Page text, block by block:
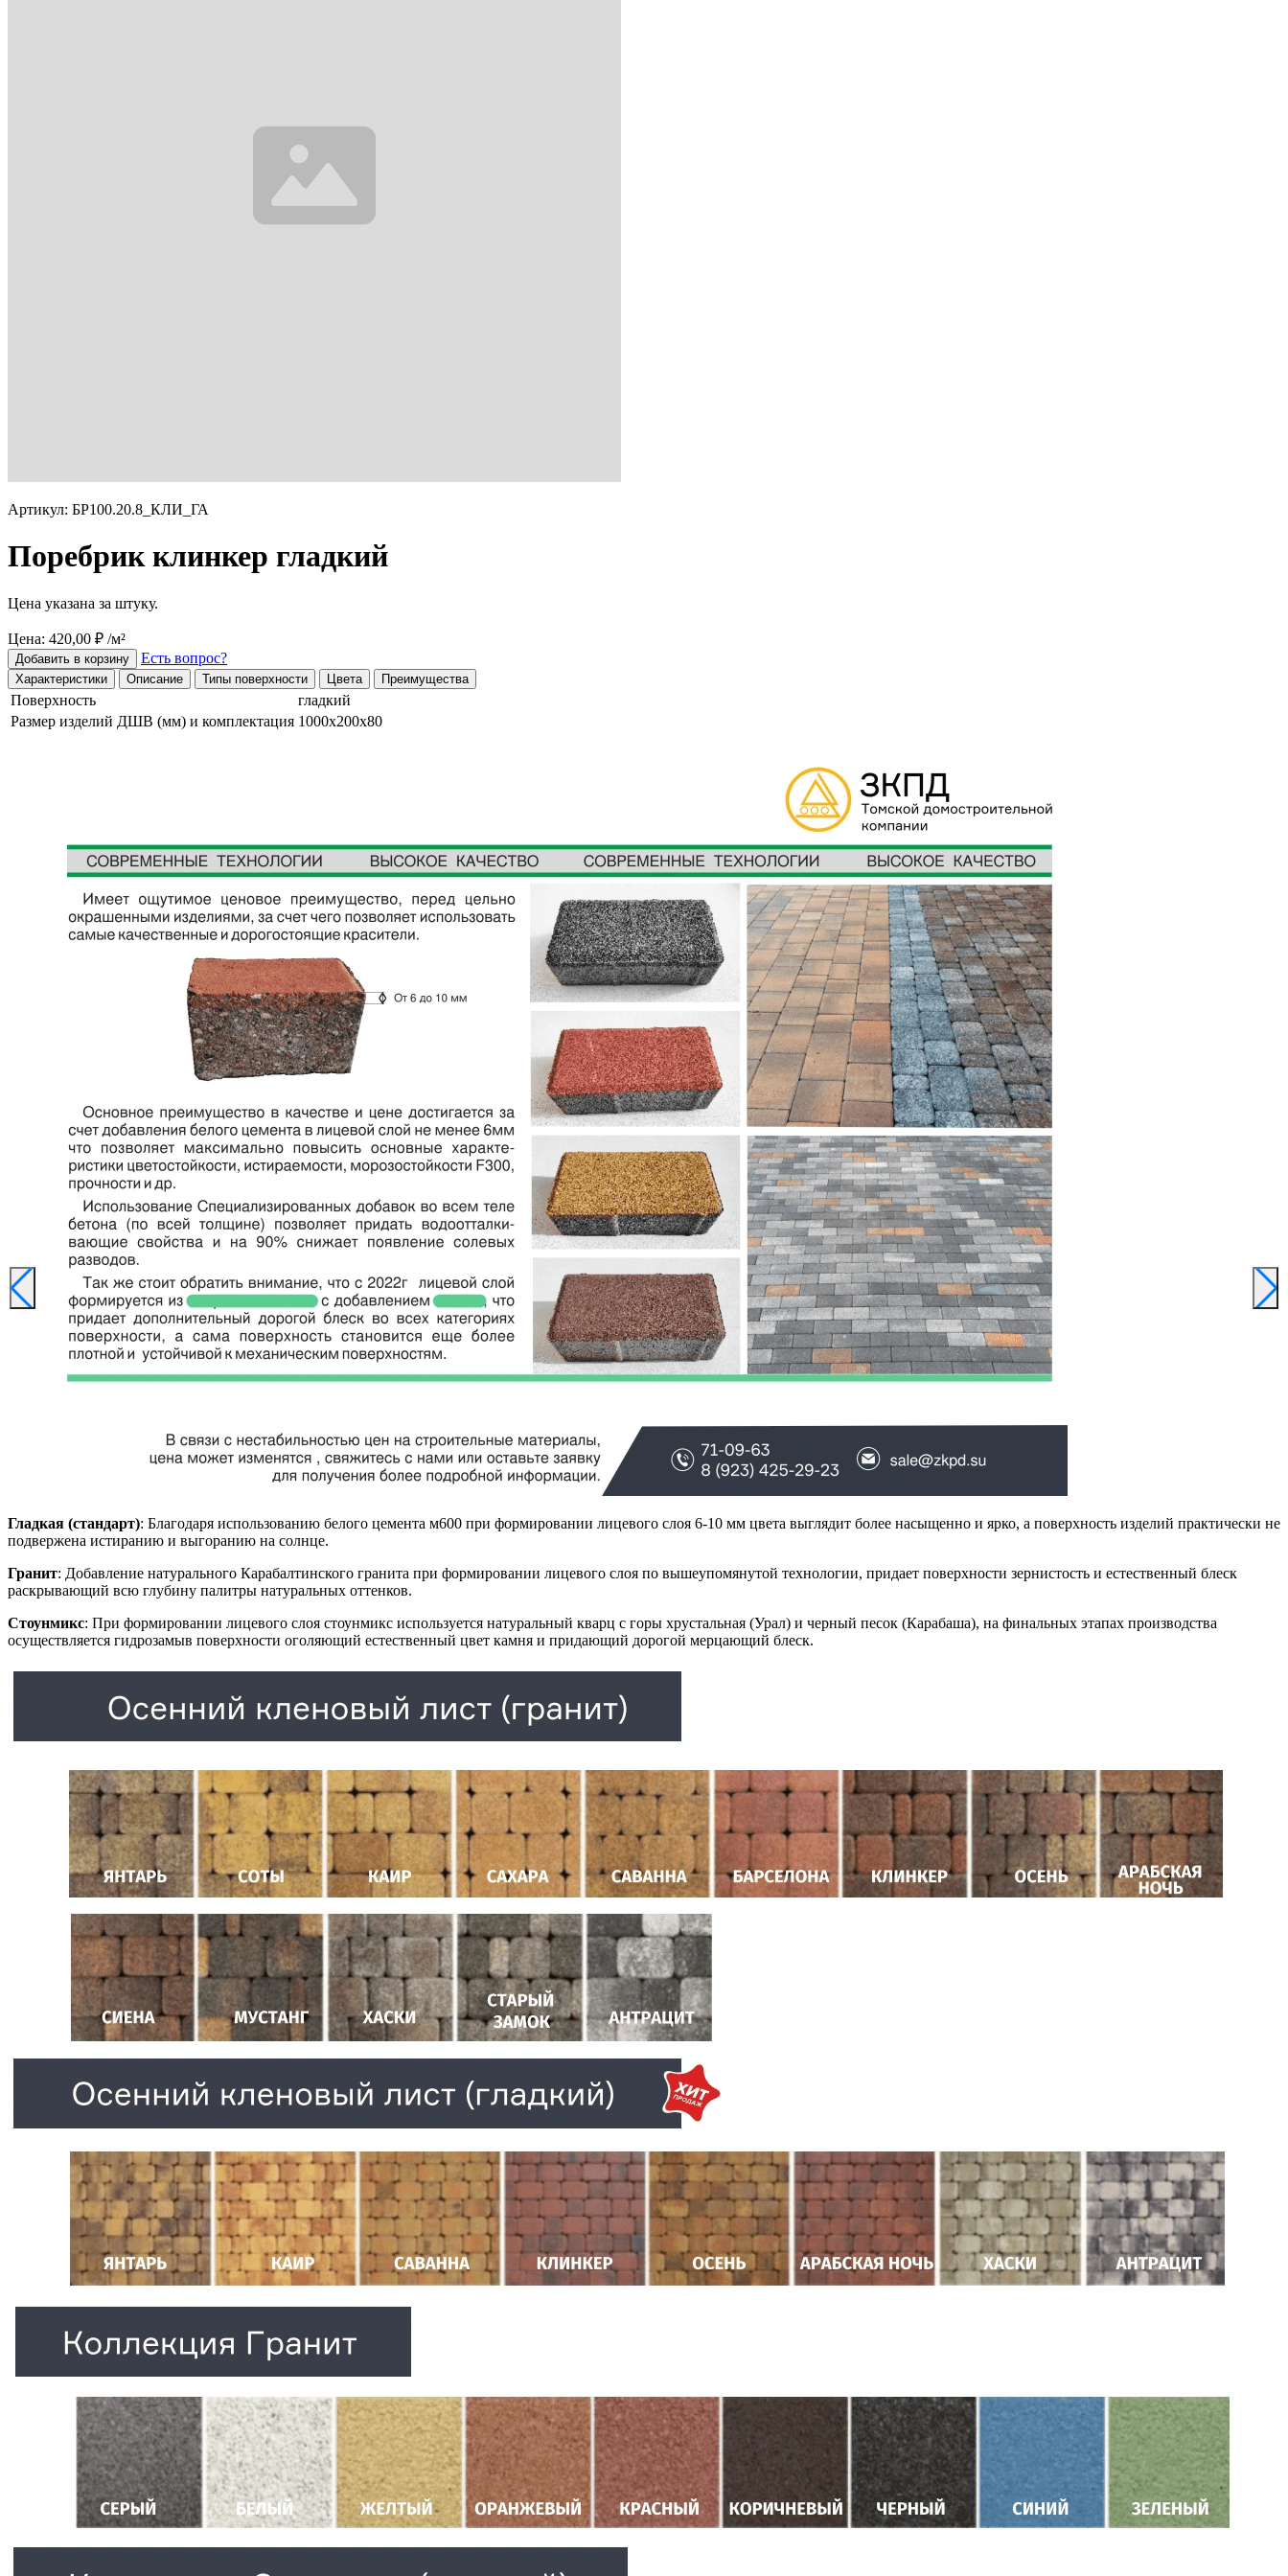
Артикул: БР100.20.8_КЛИ_ГА
Поребрик клинкер гладкий
Цена указана за штуку.
Цена: 420,00 ₽ /м²
Добавить в корзину Есть вопрос?
Характеристики Описание Типы поверхности Цвета Преимущества
Поверхность
гладкий
Размер изделий ДШВ (мм) и комплектация 1000х200х80
Гладкая (стандарт): Благодаря использованию белого цемента м600 при формировании лицевого слоя 6-10 мм цвета выглядит более насыщенно и ярко, а поверхность изделий практически не
подвержена истиранию и выгоранию на солнце.
Гранит: Добавление натурального Карабалтинского гранита при формировании лицевого слоя по вышеупомянутой технологии, придает поверхности зернистость и естественный блеск
раскрывающий всю глубину палитры натуральных оттенков.
Стоунмикс: При формировании лицевого слоя стоунмикс используется натуральный кварц с горы хрустальная (Урал) и черный песок (Карабаша), на финальных этапах производства
осуществляется гидрозамыв поверхности оголяющий естественный цвет камня и придающий дорогой мерцающий блеск.